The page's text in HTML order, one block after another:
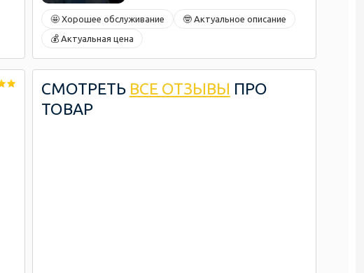
🤩 Хорошее обслуживание
🤓 Актуальное описание
💰 Актуальная цена
СМОТРЕТЬ ВСЕ ОТЗЫВЫ ПРО
ТОВАР